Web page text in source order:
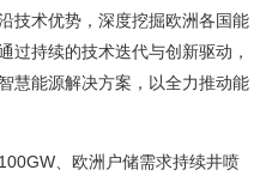
技术优势，深度挖掘欧洲各国能
过持续的技术迭代与创新驱动，
慧能源解决方案，以全力推动能
、欧洲户储需求持续井喷